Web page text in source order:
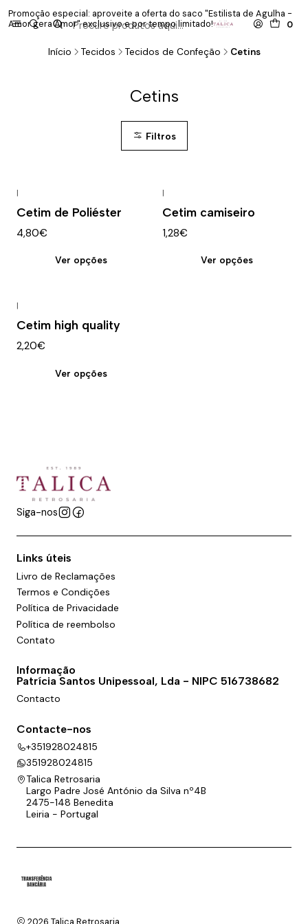
0
Promoção especial: aproveite a oferta do saco "Estilista de Agulha -
Amor gera Amor" exclusivo e por tempo limitado!
Início Tecidos Tecidos de Confeção Cetins
Cetins
Filtros
|
Cetim de Poliéster
4,80€
Ver opções
|
Cetim camiseiro
1,28€
Ver opções
|
Cetim high quality
2,20€
Ver opções
Siga-nos
Links úteis
Livro de Reclamações
Termos e Condições
Política de Privacidade
Política de reembolso
Contato
Informação
Patrícia Santos Unipessoal, Lda - NIPC 516738682
Contacto
Contacte-nos
+351928024815
351928024815
Talica Retrosaria
Largo Padre José António da Silva nº4B
2475-148 Benedita
Leiria - Portugal
2026 Talica Retrosaria.